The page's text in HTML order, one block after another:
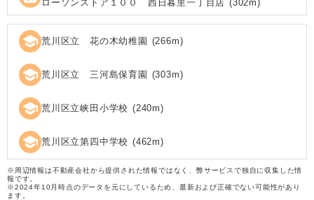
ローソンストア１００ 西日暮里一丁目店 (302m)
school 荒川区立 花の木幼稚園 (266m)
school 荒川区立 三河島保育園 (303m)
school 荒川区立峡田小学校 (240m)
school 荒川区立第四中学校 (462m)
※周辺情報は不動産会社から提供された情報ではなく、弊サービスで独自に収集した情
報です。
※2024年10月時点のデータを元にしているため、最新および正確でない可能性があり
ます。